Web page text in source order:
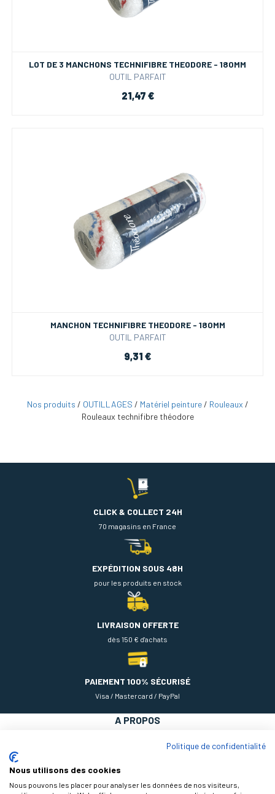
LOT DE 3 MANCHONS TECHNIFIBRE THEODORE - 180MM
OUTIL PARFAIT
21,47 €
MANCHON TECHNIFIBRE THEODORE - 180MM
OUTIL PARFAIT
9,31 €
Nos produits / OUTILLAGES / Matériel peinture/ Rouleaux /
Rouleaux technifibre théodore
CLICK & COLLECT 24H
70 magasins en France
EXPÉDITION SOUS 48H
pour les produits en stock
LIVRAISON OFFERTE
dès 150 € d'achats
PAIEMENT 100% SÉCURISÉ
Visa / Mastercard / PayPal
A PROPOS
Politique de confidentialité
Nous utilisons des cookies
Nous pouvons les placer pour analyser les données de nos visiteurs,